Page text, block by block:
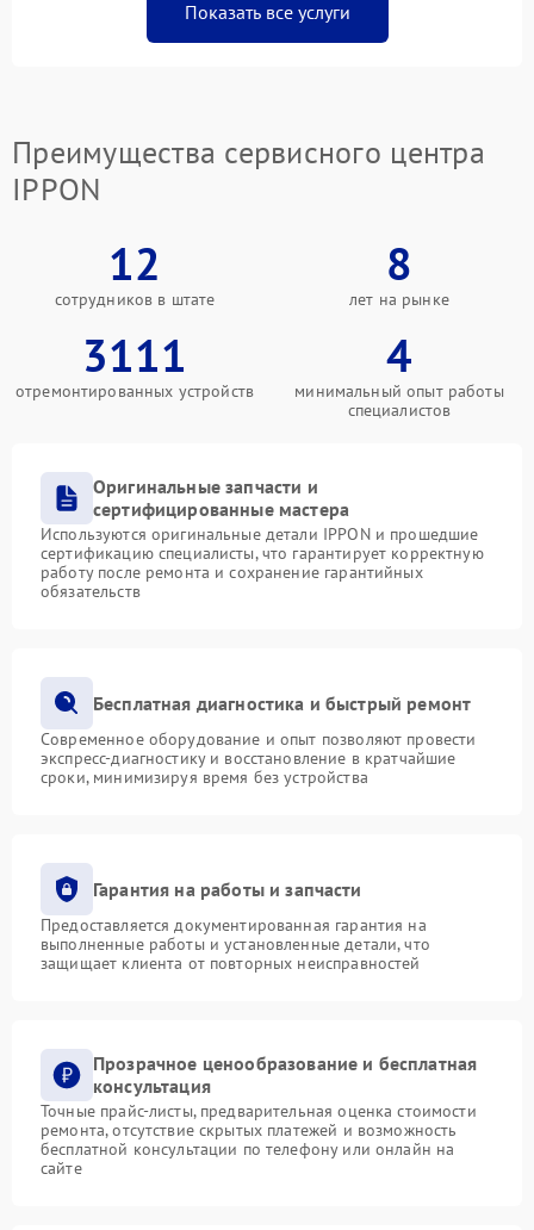
Показать все услуги
Преимущества сервисного центра
IPPON
12
сотрудников в штате
8
лет на рынке
3111
отремонтированных устройств
4
минимальный опыт работы
специалистов
Оригинальные запчасти и
сертифицированные мастера
Используются оригинальные детали IPPON и прошедшие
сертификацию специалисты, что гарантирует корректную
работу после ремонта и сохранение гарантийных
обязательств
Бесплатная диагностика и быстрый ремонт
Современное оборудование и опыт позволяют провести
экспресс-диагностику и восстановление в кратчайшие
сроки, минимизируя время без устройства
Гарантия на работы и запчасти
Предоставляется документированная гарантия на
выполненные работы и установленные детали, что
защищает клиента от повторных неисправностей
Прозрачное ценообразование и бесплатная
консультация
Точные прайс-листы, предварительная оценка стоимости
ремонта, отсутствие скрытых платежей и возможность
бесплатной консультации по телефону или онлайн на
сайте